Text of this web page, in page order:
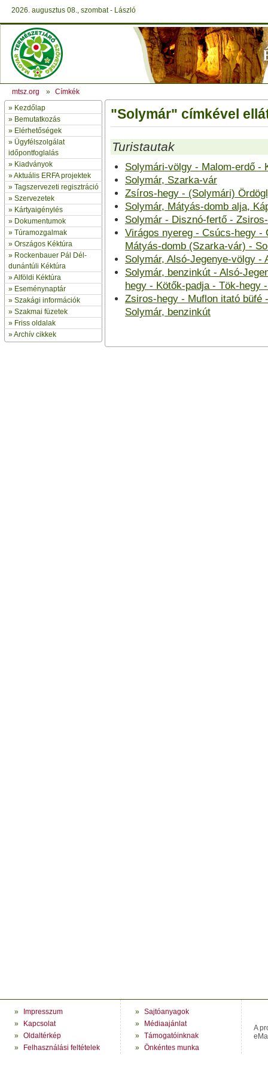
2026. augusztus 08., szombat - László
mtsz.org » Címkék
» Kezdőlap
» Bemutatkozás
» Elérhetőségek
» Ügyfélszolgálat
időpontfoglalás
» Kiadványok
»Aktuális ERFA projektek
» Tagszervezeti regisztráció
» Szervezetek
» Kártyaigénylés
» Dokumentumok
» Túramozgalmak
» Országos Kéktúra
» Rockenbauer Pál Dél-
dunántúli Kéktúra
»Alföldi Kéktúra
» Eseménynaptár
» Szakági információk
» Szakmai füzetek
» Friss oldalak
»Archív cikkek
"Solymár" címkével
Turistautak
Solymári-völgy - Malom-erdő -
Solymár, Szarka-vár
Zsíros-hegy - (Solymári)
Solymár, Mátyás-domb alja,
Solymár - Disznó-fertő -
Virágos nyereg - Csúcs-hegy -
Mátyás-domb (Szarka-vár) -
Solymár, Alsó-Jegenye-völgy -
Solymár, benzinkút - Alsó-
hegy - Kötők-padja - Tök-hegy
Zsiros-hegy - Muflon itató büfé
Solymár, benzinkút
»
Impresszum
»
Kapcsolat
» Oldaltérkép
»
Felhasználási feltételek
» Sajtóanyagok
»
Médiaajánlat
» Támogatóinknak
» Önkéntes munka
A